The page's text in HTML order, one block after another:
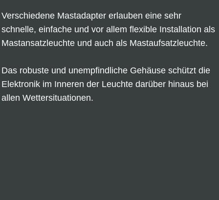
Verschiedene Mastadapter erlauben eine sehr
schnelle, einfache und vor allem flexible Installation als
Mastansatzleuchte und auch als Mastaufsatzleuchte.
Das robuste und unempfindliche Gehäuse schützt die
Elektronik im Inneren der Leuchte darüber hinaus bei
allen Wettersituationen.